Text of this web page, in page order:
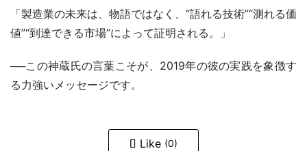
「製造業の未来は、物語ではなく、“語れる技術”“測れる価
値”“到達できる市場”によって証明される。」
──この神蔵氏の言葉こそが、2019年の彼の実践を象徴す
る力強いメッセージです。
Like (0)